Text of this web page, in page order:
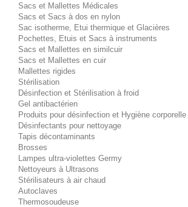
Sacs et Mallettes Médicales
Sacs et Sacs à dos en nylon
Sac isotherme, Etui thermique et Glacières
Pochettes, Etuis et Sacs à instruments
Sacs et Mallettes en similcuir
Sacs et Mallettes en cuir
Mallettes rigides
Stérilisation
Désinfection et Stérilisation à froid
Gel antibactérien
Produits pour désinfection et Hygiène corporelle
Désinfectants pour nettoyage
Tapis décontaminants
Brosses
Lampes ultra-violettes Germy
Nettoyeurs à Ultrasons
Stérilisateurs à air chaud
Autoclaves
Thermosoudeuse